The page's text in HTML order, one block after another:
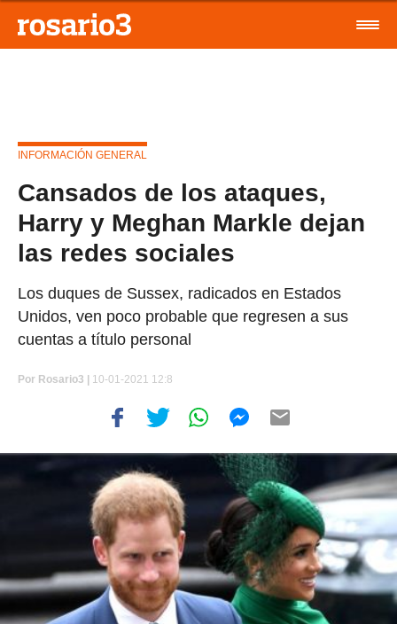
INFORMACIÓN GENERAL
Cansados de los ataques,
Harry y Meghan Markle dejan
las redes sociales
Los duques de Sussex, radicados en Estados
Unidos, ven poco probable que regresen a sus
cuentas a título personal
Por Rosario3 | 10-01-2021 12:8